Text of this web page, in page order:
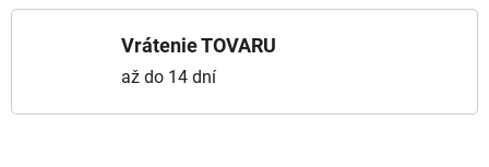
Vrátenie TOVARU
až do 14 dní